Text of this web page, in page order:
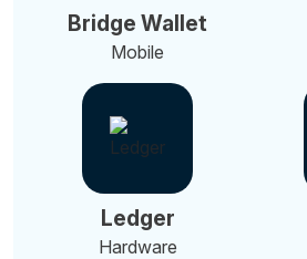
Bridge Wallet
Mobile
Ledger
Hardware